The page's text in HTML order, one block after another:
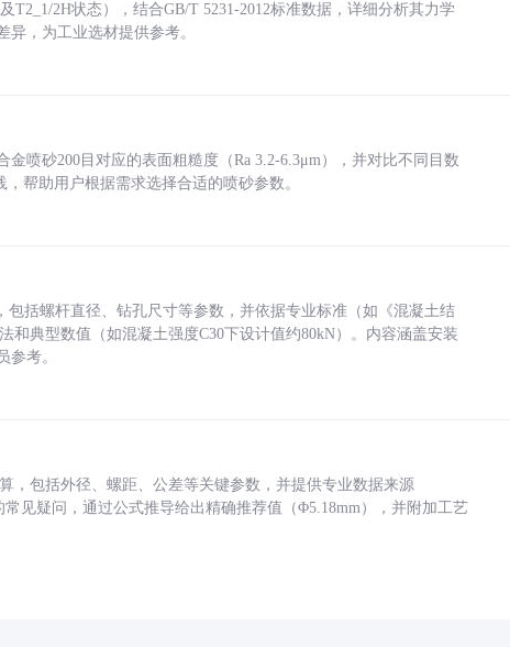
2H状态），结合GB/T 5231-2012标准数据，详细分析其力学
，为工业选材提供参考。
喷砂200目对应的表面粗糙度（Ra 3.2-6.3μm），并对比不同目数
帮助用户根据需求选择合适的喷砂参数。
括螺杆直径、钻孔尺寸等参数，并依据专业标准（如《混凝土结
和典型数值（如混凝土强度C30下设计值约80kN）。内容涵盖安装
参考。
，包括外径、螺距、公差等关键参数，并提供专业数据来源
常见疑问，通过公式推导给出精确推荐值（Φ5.18mm），并附加工艺